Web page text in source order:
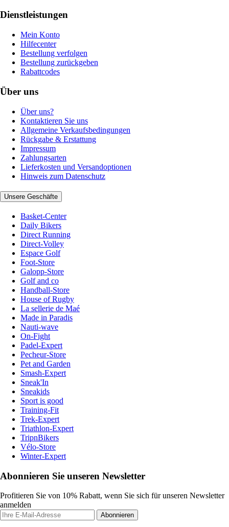
Dienstleistungen
Mein Konto
Hilfecenter
Bestellung verfolgen
Bestellung zurückgeben
Rabattcodes
Über uns
Über uns?
Kontaktieren Sie uns
Allgemeine Verkaufsbedingungen
Rückgabe & Erstattung
Impressum
Zahlungsarten
Lieferkosten und Versandoptionen
Hinweis zum Datenschutz
Unsere Geschäfte
Basket-Center
Daily Bikers
Direct Running
Direct-Volley
Espace Golf
Foot-Store
Galopp-Store
Golf and co
Handball-Store
House of Rugby
La sellerie de Maé
Made in Paradis
Nauti-wave
On-Fight
Padel-Expert
Pecheur-Store
Pet and Garden
Smash-Expert
Sneak'In
Sneakids
Sport is good
Training-Fit
Trek-Expert
Triathlon-Expert
TripnBikers
Vélo-Store
Winter-Expert
Abonnieren Sie unseren Newsletter
Profitieren Sie von 10% Rabatt, wenn Sie sich für unseren Newsletter
anmelden
Abonnieren